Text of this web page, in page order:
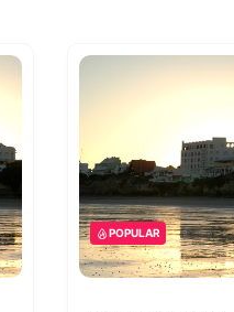
POPULAR